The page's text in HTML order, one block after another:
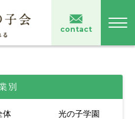
contact
別
体
光の子学園